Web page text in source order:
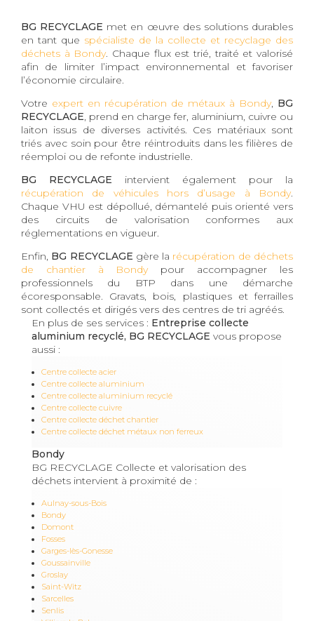
BG RECYCLAGE met en œuvre des solutions durables
en tant que spécialiste de la collecte et recyclage des
déchets à Bondy. Chaque flux est trié, traité et valorisé
afin de limiter l’impact environnemental et favoriser
l’économie circulaire.
Votre expert en récupération de métaux à Bondy, BG
RECYCLAGE, prend en charge fer, aluminium, cuivre ou
laiton issus de diverses activités. Ces matériaux sont
triés avec soin pour être réintroduits dans les filières de
réemploi ou de refonte industrielle.
BG RECYCLAGE intervient également pour la
récupération de véhicules hors d’usage à Bondy.
Chaque VHU est dépollué, démantelé puis orienté vers
des circuits de valorisation conformes aux
réglementations en vigueur.
Enfin, BG RECYCLAGE gère la récupération de déchets
de chantier à Bondypour accompagner les
professionnels du BTP dans une démarche
écoresponsable. Gravats, bois, plastiques et ferrailles
sont collectés et dirigés vers des centres de tri agréés.
En plus de ses services : Entreprise collecte
aluminium recyclé, BG RECYCLAGE vous propose
aussi :
Centre collecte acier
Centre collecte aluminium
Centre collecte aluminium recyclé
Centre collecte cuivre
Centre collecte déchet chantier
Centre collecte déchet métaux non ferreux
Bondy
BG RECYCLAGE Collecte et valorisation des
déchets intervient à proximité de :
Aulnay-sous-Bois
Bondy
Domont
Fosses
Garges-lès-Gonesse
Goussainville
Groslay
Saint-Witz
Sarcelles
Senlis